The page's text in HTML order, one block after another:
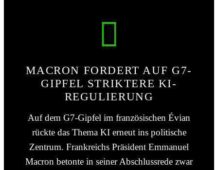
MACRON FORDERT AUF G7-
GIPFEL STRIKTERE KI-
REGULIERUNG
Auf dem G7-Gipfel im französischen Évian
rückte das Thema KI erneut ins politische
Zentrum. Frankreichs Präsident Emmanuel
Macron betonte in seiner Abschlussrede zwar